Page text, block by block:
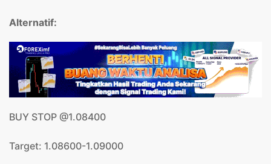
Alternatif:
BUY STOP @1.08400
Target: 1.08600-1.09000